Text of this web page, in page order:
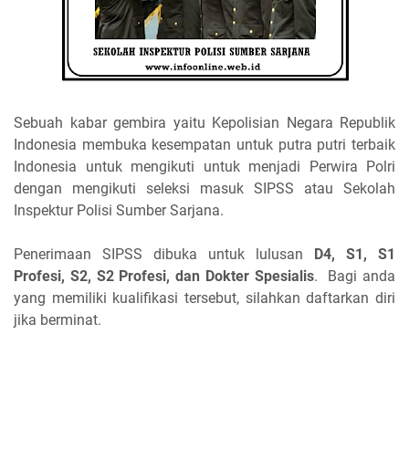
Sebuah kabar gembira yaitu Kepolisian Negara Republik
Indonesia membuka kesempatan untuk putra putri terbaik
Indonesia untuk mengikuti untuk menjadi Perwira Polri
dengan mengikuti seleksi masuk SIPSS atau Sekolah
Inspektur Polisi Sumber Sarjana.
Penerimaan SIPSS dibuka untuk lulusan D4, S1, S1
Profesi, S2, S2 Profesi, dan Dokter Spesialis. Bagi anda
yang memiliki kualifikasi tersebut, silahkan daftarkan diri
jika berminat.